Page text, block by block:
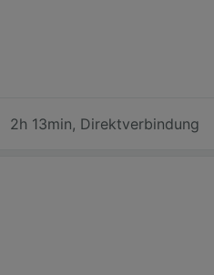
2h 13min, Direktverbindung